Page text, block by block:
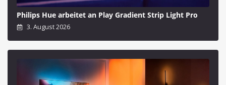
Philips Hue arbeitet an Play Gradient Strip Light Pro
3. August 2026